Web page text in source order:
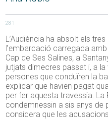
281
L’Audiència ha absolt els
l’embarcació carregada
Cap de Ses Salines, a
jutjats dimecres passat i, a
persones que conduïren la
explicar que havien pagat
per fer aquesta travessia. La
condemnessin a sis anys de
considera que les